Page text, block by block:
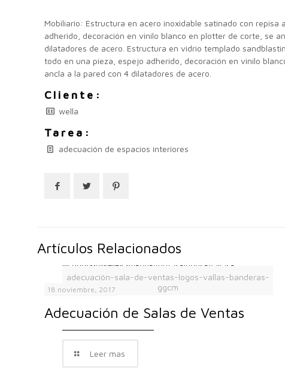
Mobiliario: Estructura en acero inoxidable satinado con repisa
adherido, decoración en vinilo blanco en plotter de corte, se
dilatadores de acero. Estructura en vidrio templado
todo en una pieza, espejo adherido, decoración en vinilo
ancla a la pared con 4 dilatadores de acero.
Cliente:
wella
Tarea:
adecuación de espacios interiores
Artículos Relacionados
adecuación-sala-de-ventas-logos-vallas-banderas-
ggcm
18 noviembre, 2017
Adecuación de Salas de Ventas
Leer mas